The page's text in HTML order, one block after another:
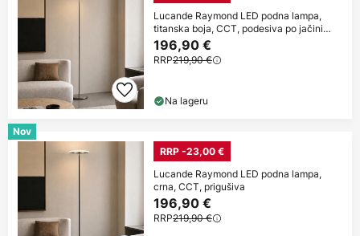
Lucande Raymond LED podna lampa,
titanska boja, CCT, podesiva po jačini
svjetla
196,90 €
RRP219,90 €
Na lageru
Nov
RRP -23,00 €
Lucande Raymond LED podna lampa,
crna, CCT, prigušiva
196,90 €
RRP219,90 €